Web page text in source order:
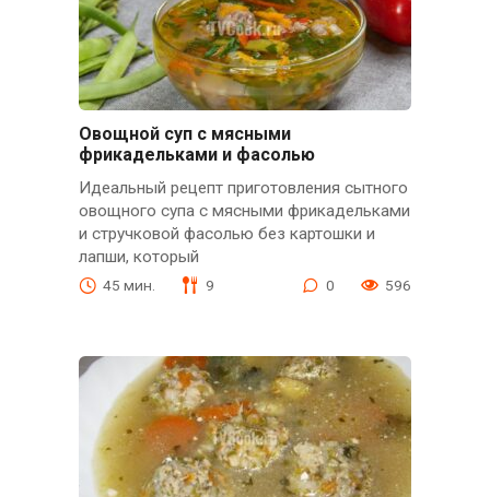
Овощной суп с мясными
фрикадельками и фасолью
Идеальный рецепт приготовления сытного
овощного супа с мясными фрикадельками
и стручковой фасолью без картошки и
лапши, который
45 мин. 9 0 596